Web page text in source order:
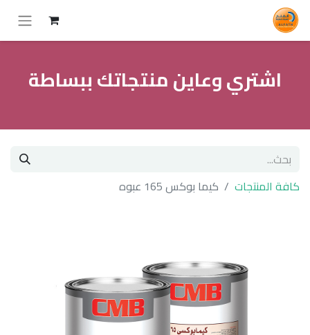
اشتري وعاين منتجاتك ببساطة
كافة المنتجات كيما بوكس 165 عبوه